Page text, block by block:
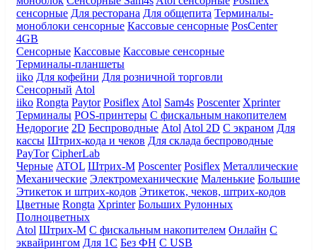
сенсорные Для ресторана Для общепита Терминалы-
моноблоки сенсорные Кассовые сенсорные PosCenter
4GB
Сенсорные Кассовые Кассовые сенсорные
Терминалы-планшеты
iiko Для кофейни Для розничной торговли
Сенсорный Atol
iiko Rongta Paytor Posiflex Atol Sam4s Poscenter Xprinter
Терминалы POS-принтеры С фискальным накопителем
Недорогие 2D Беспроводные Atol Atol 2D С экраном Для
кассы Штрих-кода и чеков Для склада беспроводные
PayTor CipherLab
Черные ATOL Штрих-М Poscenter Posiflex Металлические
Механические Электромеханические Маленькие Большие
Этикеток и штрих-кодов Этикеток, чеков, штрих-кодов
Цветные Rongta Xprinter Больших Рулонных
Полноцветных
Atol Штрих-М С фискальным накопителем Онлайн С
эквайрингом Для 1С Без ФН С USB